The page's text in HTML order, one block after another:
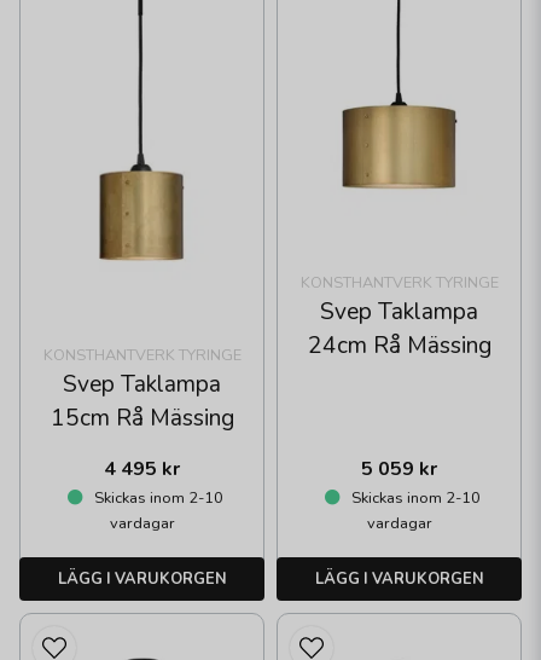
KONSTHANTVERK TYRINGE
Svep Taklampa
15cm Rå Mässing
4 495 kr
Skickas inom 2-10
vardagar
LÄGG I VARUKORGEN
KONSTHANTVERK TYRINGE
Svep Taklampa
24cm Rå Mässing
5 059 kr
Skickas inom 2-10
vardagar
LÄGG I VARUKORGEN